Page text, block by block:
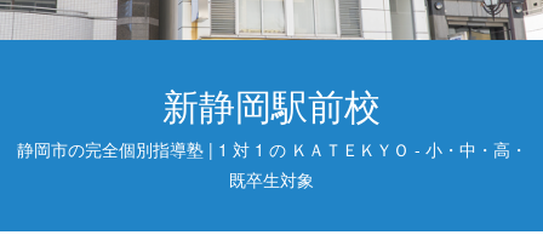
新静岡駅前校
静岡市の完全個別指導塾 | 1 対 1 の ＫＡＴＥＫＹＯ - 小・中・高・
既卒生対象